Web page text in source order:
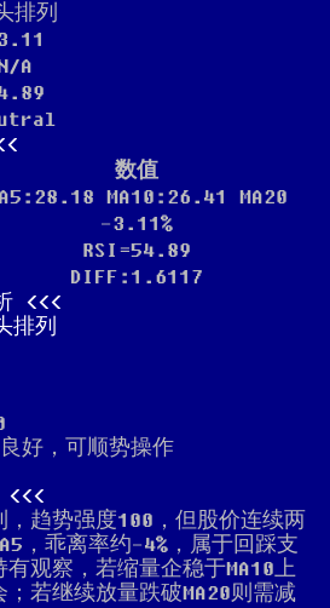
排列
A
数值
MA10:26.41 MA20
-3.11%
RSI=54.89
DIFF:1.6117
排列
好，可顺势操作
，趋势强度100，但股价连续两
，乖离率约-4%，属于回踩支
观察，若缩量企稳于MA10上
若继续放量跌破MA20则需减